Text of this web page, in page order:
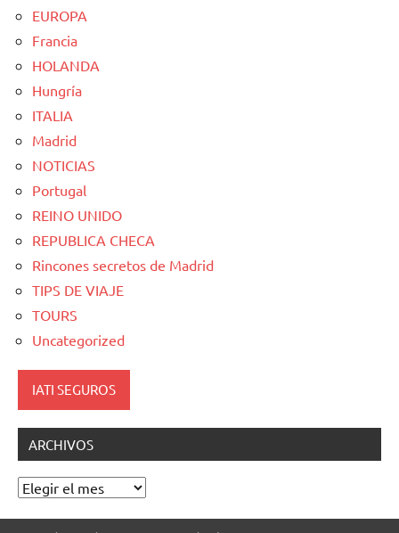
EUROPA
Francia
HOLANDA
Hungría
ITALIA
Madrid
NOTICIAS
Portugal
REINO UNIDO
REPUBLICA CHECA
Rincones secretos de Madrid
TIPS DE VIAJE
TOURS
Uncategorized
IATI SEGUROS
ARCHIVOS
Archivos